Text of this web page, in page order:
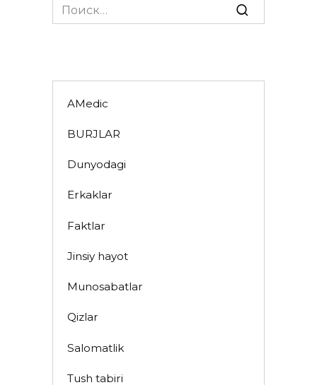
Search
for:
AMedic
BURJLAR
Dunyodagi
Erkaklar
Faktlar
Jinsiy hayot
Munosabatlar
Qizlar
Salomatlik
Tush tabiri